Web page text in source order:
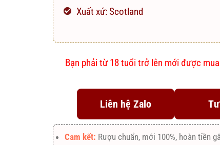
Xuất xứ: Scotland
Bạn phải từ 18 tuổi trở lên mới được
Liên hệ Zalo
Cam kết: Rượu chuẩn, mới 100%, hoàn tiền